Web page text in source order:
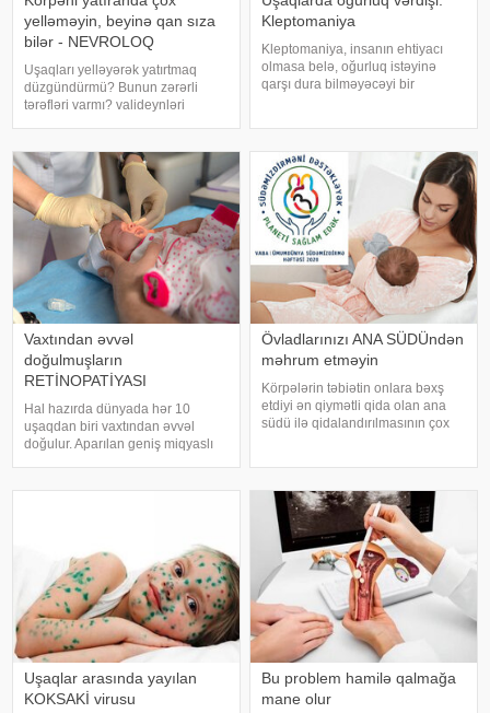
yelləməyin, beyinə qan sıza
bilər - NEVROLOQ
Uşaqları yelləyərək yatırtmaq
düzgündürmü? Bunun zərərli
tərəfləri varmı? valideynləri
üçün ayaqda, adeyal və ya
beşikdə yelləmək üsullarından
istifadə edilir
Kleptomaniya
Kleptomaniya, insanın ehtiyacı
olmasa belə, oğurluq istəyinə
qarşı dura bilməyəcəyi bir
insanlarda rast gəlinir. Erkən
uşaqlıq və yeniyetməli
Vaxtından əvvəl
doğulmuşların
RETİNOPATİYASI
Hal hazırda dünyada hər 10
uşaqdan biri vaxtından əvvəl
doğulur. Aparılan geniş miqyaslı
Övladlarınızı ANA SÜDÜndən
məhrum etməyin
Körpələrin təbiətin onlara bəxş
etdiyi ən qiymətli qida olan ana
südü ilə qidalandırılmasının çox
yaşından və vəziyyətindən asılı
olaraq dəyişilməsidir:
Uşaqlar arasında yayılan
KOKSAKİ virusu
Bu problem hamilə qalmağa
mane olur